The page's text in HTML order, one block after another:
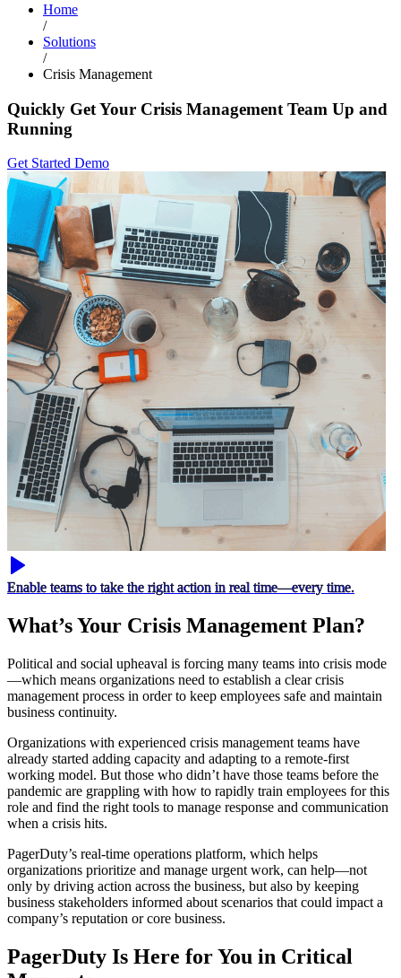
Home
/
Solutions
/
Crisis Management
Quickly Get Your Crisis Management Team Up and
Running
Get Started Demo
Enable teams to take the right action in real time—every time.
What’s Your Crisis Management Plan?
Political and social upheaval is forcing many teams into crisis mode
—which means organizations need to establish a clear crisis
management process in order to keep employees safe and maintain
business continuity.
Organizations with experienced crisis management teams have
already started adding capacity and adapting to a remote-first
working model. But those who didn’t have those teams before the
pandemic are grappling with how to rapidly train employees for this
role and find the right tools to manage response and communication
when a crisis hits.
PagerDuty’s real-time operations platform, which helps
organizations prioritize and manage urgent work, can help—not
only by driving action across the business, but also by keeping
business stakeholders informed about scenarios that could impact a
company’s reputation or core business.
PagerDuty Is Here for You in Critical